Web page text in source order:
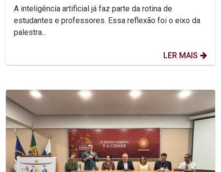
A inteligência artificial já faz parte da rotina de
estudantes e professores. Essa reflexão foi o eixo da
palestra...
LER MAIS